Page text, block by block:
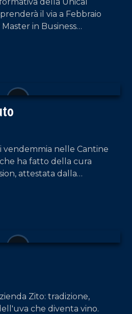
il via a Febbraio
in Business
vendemmia nelle Cantine
ha fatto della cura
attestata dalla
Zito: tradizione,
che diventa vino.